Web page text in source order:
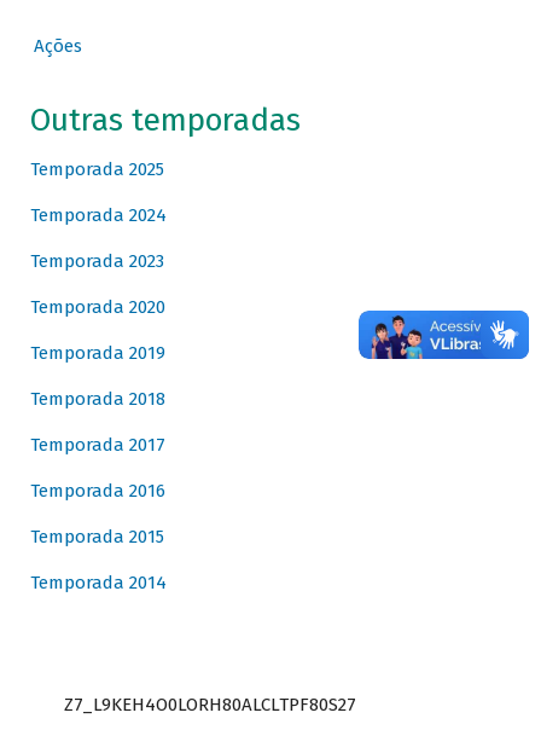
Ações
Outras temporadas
Temporada 2025
Temporada 2024
Temporada 2023
Temporada 2020
Temporada 2019
Temporada 2018
Temporada 2017
Temporada 2016
Temporada 2015
Temporada 2014
Z7_L9KEH4O0LORH80ALCLTPF80S27